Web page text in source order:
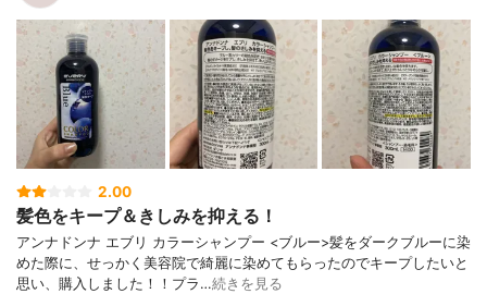
2.00
髪色をキープ＆きしみを抑える！
アンナドンナ エブリ カラーシャンプー <ブルー>髪をダークブルーに染
めた際に、せっかく美容院で綺麗に染めてもらったのでキープしたいと
思い、購入しました！！プラ…続きを見る